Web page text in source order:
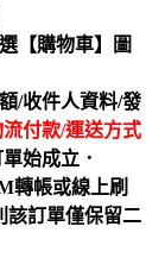
【購物車】圖
/收件人資料/發
流付款/運送方式
始成立．
轉帳或線上刷
該訂單僅保留二